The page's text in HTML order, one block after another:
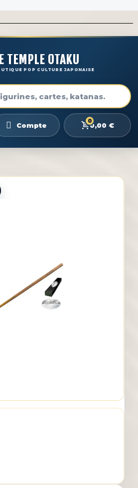
TEMPLE OTAKU
POP CULTURE JAPONAISE
Compte
0
0,00 €